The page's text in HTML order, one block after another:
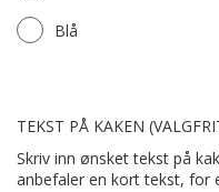
Blå
TEKST PÅ KAKEN
Skriv inn ønsket tekst på
anbefaler en kort tekst, for